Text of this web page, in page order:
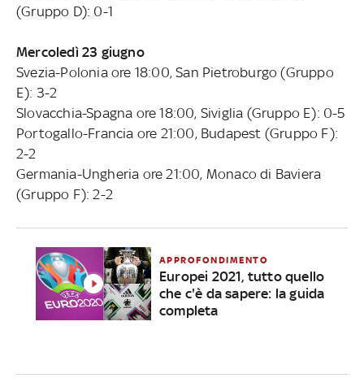
(Gruppo D): 0-1
Mercoledì 23 giugno
Svezia-Polonia ore 18:00, San Pietroburgo (Gruppo
E): 3-2
Slovacchia-Spagna ore 18:00, Siviglia (Gruppo E): 0-5
Portogallo-Francia ore 21:00, Budapest (Gruppo F):
2-2
Germania-Ungheria ore 21:00, Monaco di Baviera
(Gruppo F): 2-2
APPROFONDIMENTO
Europei 2021, tutto quello
che c'è da sapere: la guida
completa